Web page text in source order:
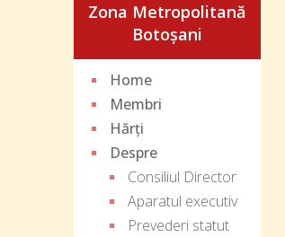
Zona Metropolitană
Botoșani
Home
Membri
Hărți
Despre
Consiliul Director
Aparatul executiv
Prevederi statut